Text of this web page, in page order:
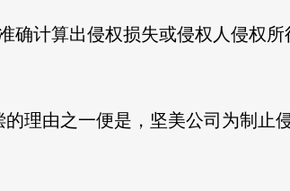
确计算出侵权损失或侵权人侵权所
理由之一便是，坚美公司为制止